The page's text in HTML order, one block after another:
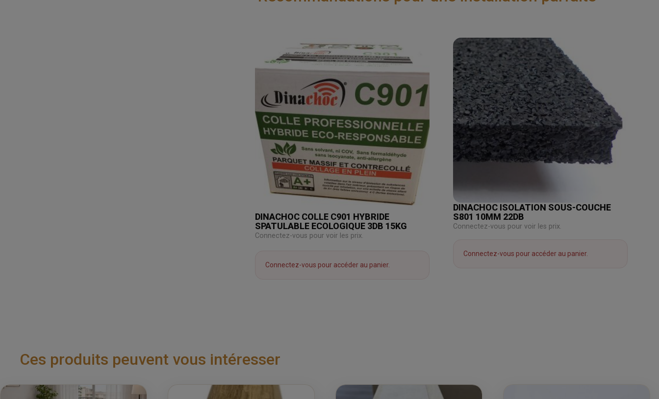
DINACHOC COLLE C901 HYBRIDE
SPATULABLE ECOLOGIQUE 3DB 15KG
Connectez-vous pour voir les prix.
Connectez-vous pour accéder au panier.
DINACHOC ISOLATION SOUS-COUCHE
S801 10MM 22DB
Connectez-vous pour voir les prix.
Connectez-vous pour accéder au panier.
Ces produits peuvent vous intéresser